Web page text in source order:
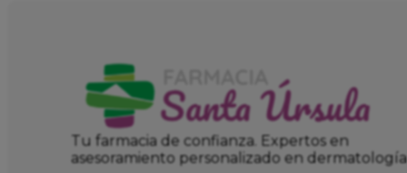
Tu farmacia de confianza. Expertos en
asesoramiento personalizado en dermatología